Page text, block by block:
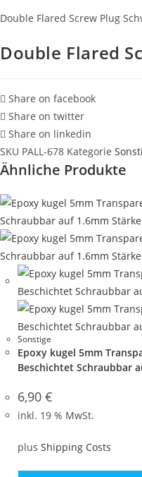
chirurgenstahl
(PREIS
STÜCK)
Menge
Double Flared Screw Plug
Double Flared
Share on facebook
Share on twitter
Share on linkedin
SKU PALL-678 Kategorie
Ähnliche Produkte
Sonstige
Epoxy kugel 5mm
Beschichtet Schraubbar
6,90 €
inkl. 19 % MwSt.
plus Shipping Costs